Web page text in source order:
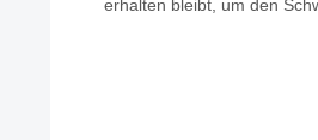
erhalten bleibt, um den